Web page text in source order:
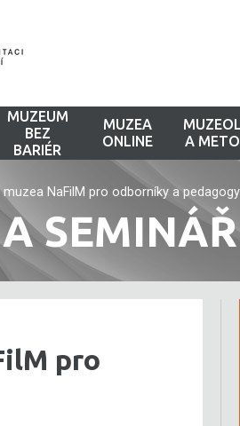
MUZEUM
BEZ
BARIÉR
MUZEA
ONLINE
A
NaFilM pro odborníky a pedagogy
pro